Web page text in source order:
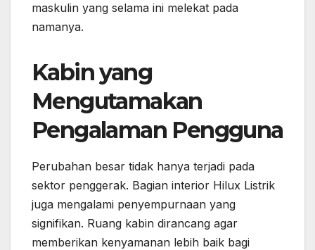
maskulin yang selama ini melekat pada
namanya.
Kabin yang
Mengutamakan
Pengalaman Pengguna
Perubahan besar tidak hanya terjadi pada
sektor penggerak. Bagian interior Hilux Listrik
juga mengalami penyempurnaan yang
signifikan. Ruang kabin dirancang agar
memberikan kenyamanan lebih baik bagi